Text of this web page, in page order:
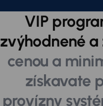
VIP
zvýhodnené
cenou a
získavate
provízny